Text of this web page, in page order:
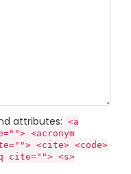
attributes: <a
<acronym
<cite> <code>
cite=""> <s>